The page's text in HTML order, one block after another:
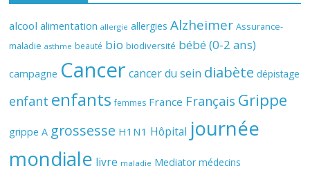
alcool alimentation allergie allergies Alzheimer Assurance-
maladie asthme beauté bio biodiversité bébé (0-2 ans)
campagne Cancer cancer du sein diabète dépistage
enfant enfants femmes France Français Grippe
grippe A grossesse H1N1 Hôpital journée
mondiale livre maladie Mediator médecins